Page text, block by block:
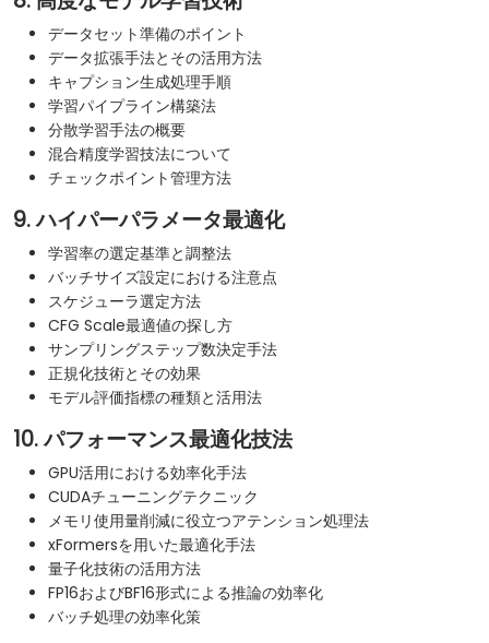
データセット準備のポイント
データ拡張手法とその活用方法
キャプション生成処理手順
学習パイプライン構築法
分散学習手法の概要
混合精度学習技法について
チェックポイント管理方法
9. ハイパーパラメータ最適化
学習率の選定基準と調整法
バッチサイズ設定における注意点
スケジューラ選定方法
CFG Scale最適値の探し方
サンプリングステップ数決定手法
正規化技術とその効果
モデル評価指標の種類と活用法
10. パフォーマンス最適化技法
GPU活用における効率化手法
CUDAチューニングテクニック
メモリ使用量削減に役立つアテンション処理法
xFormersを用いた最適化手法
量子化技術の活用方法
FP16およびBF16形式による推論の効率化
バッチ処理の効率化策